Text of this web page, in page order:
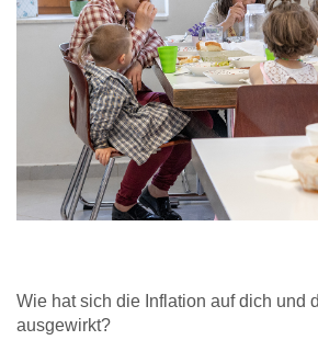
Wie hat sich die Inflation auf dich und
ausgewirkt?